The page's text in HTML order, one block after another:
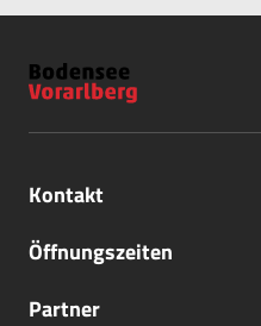
Kontakt
Öffnungszeiten
Partner